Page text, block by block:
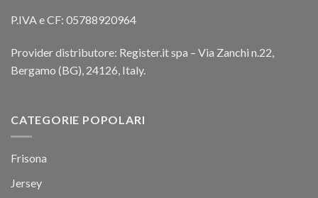
P.IVA e CF: 05788920964
Provider distributore: Register.it spa – Via Zanchi n.22,
Bergamo (BG), 24126, Italy.
CATEGORIE POPOLARI
Frisona
Jersey